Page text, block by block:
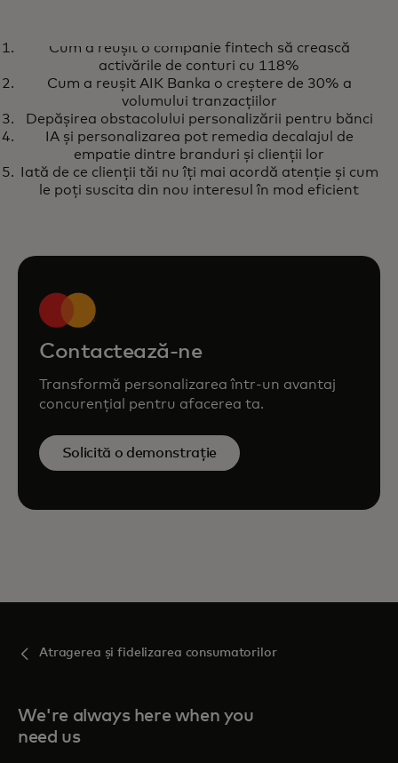
Descoperă în ce mod software-
ul nostru de personalizare
contribuie la dezvoltarea
fidelității clienților
Află mai multeopens in a new tab
Cum a reușit o companie fintech să crească
activările de conturi cu 118%
Cum a reușit AIK Banka o creștere de 30% a
volumului tranzacțiilor
Depășirea obstacolului personalizării pentru bănci
IA și personalizarea pot remedia decalajul de
empatie dintre branduri și clienții lor
Iată de ce clienții tăi nu îți mai acordă atenție și cum
le poți suscita din nou interesul în mod eficient
Contactează-ne
Transformă personalizarea într-un avantaj
concurențial pentru afacerea ta.
Solicită o demonstrație
Atragerea și fidelizarea consumatorilor
We're always here when you
need us